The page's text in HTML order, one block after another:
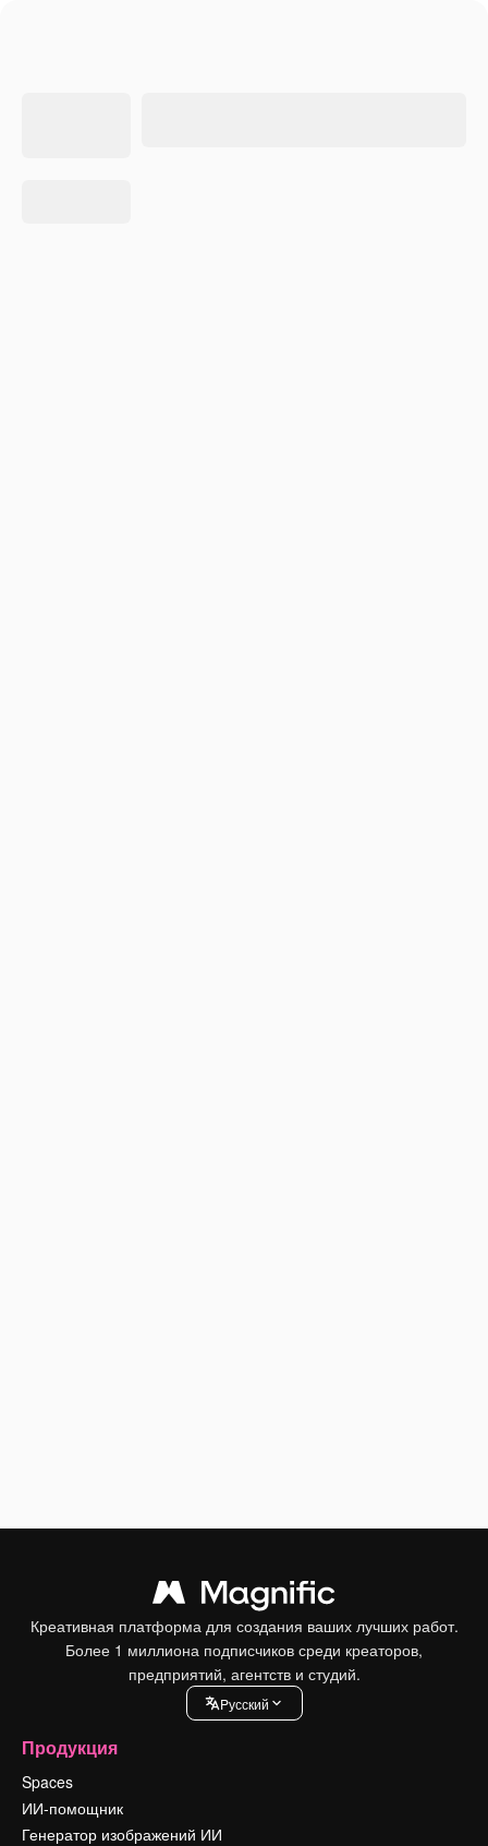
Креативная платформа для создания ваших лучших работ.
Более 1 миллиона подписчиков среди креаторов,
предприятий, агентств и студий.
Pусский
Продукция
Spaces
ИИ-помощник
Генератор изображений ИИ